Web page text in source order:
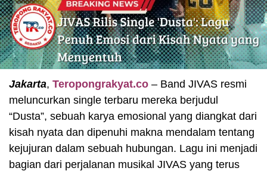
Jakarta, Teropongrakyat.co – Band JIVAS resmi
meluncurkan single terbaru mereka berjudul
“Dusta”, sebuah karya emosional yang diangkat dari
kisah nyata dan dipenuhi makna mendalam tentang
kejujuran dalam sebuah hubungan. Lagu ini menjadi
bagian dari perjalanan musikal JIVAS yang terus